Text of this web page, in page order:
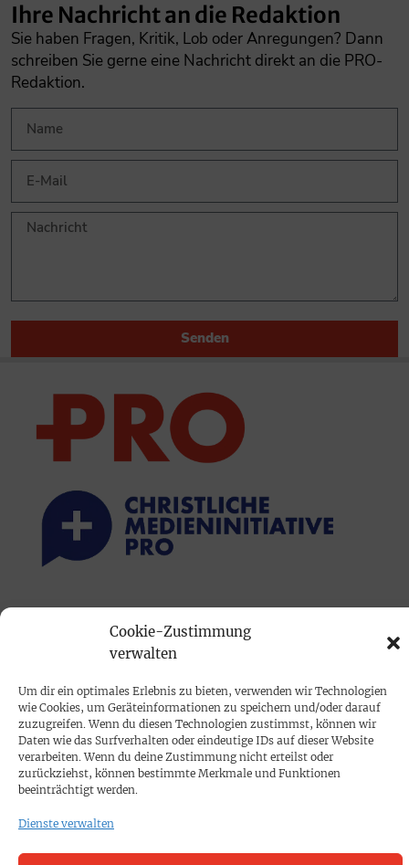
Cookie-Zustimmung
verwalten
Um dir ein optimales Erlebnis zu bieten, verwenden wir Technologien
wie Cookies, um Geräteinformationen zu speichern und/oder darauf
zuzugreifen. Wenn du diesen Technologien zustimmst, können wir
Daten wie das Surfverhalten oder eindeutige IDs auf dieser Website
verarbeiten. Wenn du deine Zustimmung nicht erteilst oder
zurückziehst, können bestimmte Merkmale und Funktionen
beeinträchtigt werden.
Dienste verwalten
Ihre Nachricht an die Redaktion
Sie haben Fragen, Kritik, Lob oder Anregungen? Dann
schreiben Sie gerne eine Nachricht direkt an die PRO-
Redaktion.
Senden
PRINTAUSGABE
Mediadaten
PROKOMPAKT
Impressum
SPENDEN
KONTAKT